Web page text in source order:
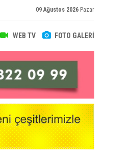
09 Ağustos 2026 Pazar
WEB TV FOTO GALERİ